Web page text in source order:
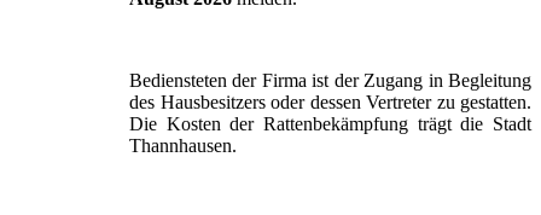
Bediensteten der Firma ist der Zugang in Begleitung
des Hausbesitzers oder dessen Vertreter zu gestatten.
Die Kosten der Rattenbekämpfung trägt die Stadt
Thannhausen.